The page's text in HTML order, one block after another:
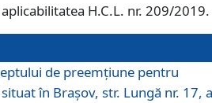
H.C.L. nr. 209/2019.
de preemţiune pentru
în Braşov, str. Lungă nr. 17,